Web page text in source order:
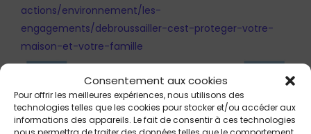
Consentement aux cookies
Pour offrir les meilleures expériences, nous utilisons des
technologies telles que les cookies pour stocker et/ou accéder aux
informations des appareils. Le fait de consentir à ces technologies
actions/environnement/les-
engagements/debroussailler-cest-proteger-votre-
maison-et-votre-famille